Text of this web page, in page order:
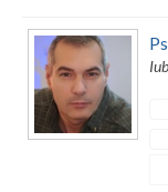
Dolj
Galati
Giurgiu